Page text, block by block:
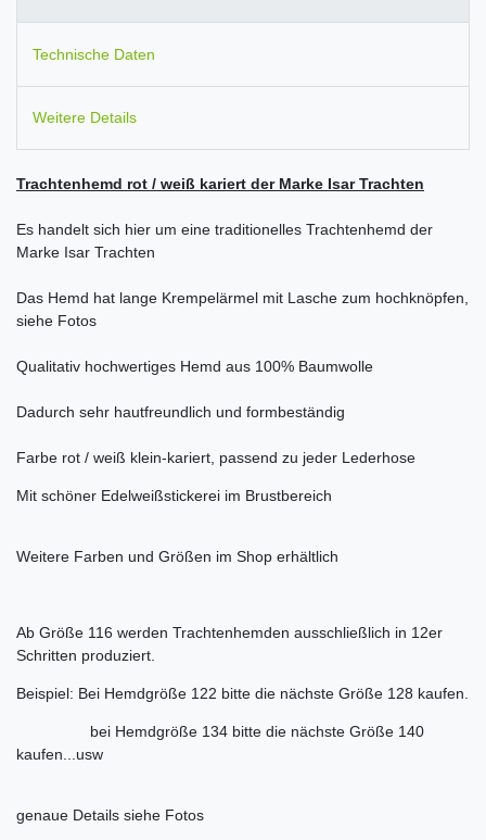
Technische Daten
Weitere Details
Trachtenhemd rot / weiß kariert der Marke Isar Trachten
Es handelt sich hier um eine traditionelles Trachtenhemd der
Marke Isar Trachten
Das Hemd hat lange Krempelärmel mit Lasche zum hochknöpfen,
siehe Fotos
Qualitativ hochwertiges Hemd aus 100% Baumwolle
Dadurch sehr hautfreundlich und formbeständig
Farbe rot / weiß klein-kariert, passend zu jeder Lederhose
Mit schöner Edelweißstickerei im Brustbereich
Weitere Farben und Größen im Shop erhältlich
Ab Größe 116 werden Trachtenhemden ausschließlich in 12er
Schritten produziert.
Beispiel: Bei Hemdgröße 122 bitte die nächste Größe 128 kaufen.
bei Hemdgröße 134 bitte die nächste Größe 140
kaufen...usw
genaue Details siehe Fotos